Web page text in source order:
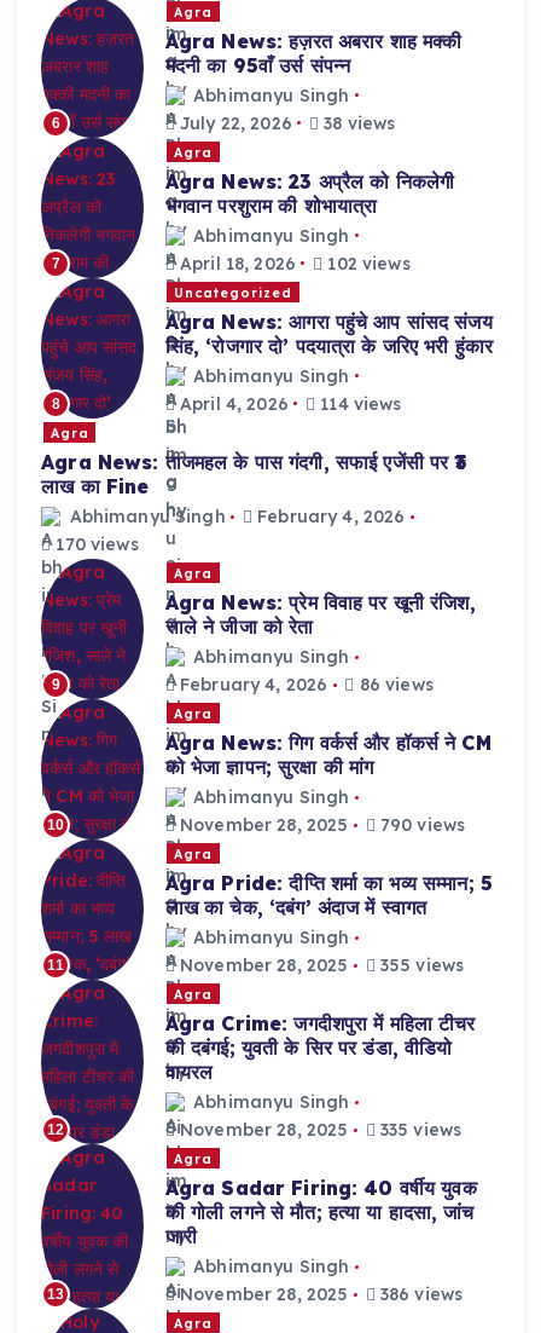
6
Agra
Agra News: हज़रत अबरार शाह मक्की
मदनी का 95वाँ उर्स संपन्न
Abhimanyu Singh
July 22, 2026
38 views
7
Agra
Agra News: 23 अप्रैल को निकलेगी
भगवान परशुराम की शोभायात्रा
Abhimanyu Singh
April 18, 2026
102 views
8
Uncategorized
Agra News: आगरा पहुंचे आप सांसद संजय
सिंह, ‘रोजगार दो’ पदयात्रा के जरिए भरी हुंकार
Abhimanyu Singh
April 4, 2026
114 views
Agra
Agra News: ताजमहल के पास गंदगी, सफाई एजेंसी पर ₹3
लाख का Fine
Abhimanyu Singh
February 4, 2026
170 views
9
Agra
Agra News: प्रेम विवाह पर खूनी रंजिश,
साले ने जीजा को रेता
Abhimanyu Singh
February 4, 2026
86 views
10
Agra
Agra News: गिग वर्कर्स और हॉकर्स ने CM
को भेजा ज्ञापन; सुरक्षा की मांग
Abhimanyu Singh
November 28, 2025
790 views
11
Agra
Agra Pride: दीप्ति शर्मा का भव्य सम्मान; 5
लाख का चेक, ‘दबंग’ अंदाज में स्वागत
Abhimanyu Singh
November 28, 2025
355 views
12
Agra
Agra Crime: जगदीशपुरा में महिला टीचर
की दबंगई; युवती के सिर पर डंडा, वीडियो
वायरल
Abhimanyu Singh
November 28, 2025
335 views
13
Agra
Agra Sadar Firing: 40 वर्षीय युवक
की गोली लगने से मौत; हत्या या हादसा, जांच
जारी
Abhimanyu Singh
November 28, 2025
386 views
Agra